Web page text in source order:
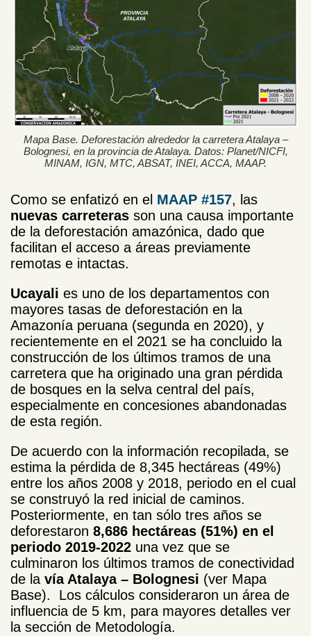
Mapa Base. Deforestación alrededor la carretera Atalaya –
Bolognesi, en la provincia de Atalaya. Datos: Planet/NICFI,
MINAM, IGN, MTC, ABSAT, INEI, ACCA, MAAP.
Como se enfatizó en el MAAP #157, las
nuevas carreteras son una causa importante
de la deforestación amazónica, dado que
facilitan el acceso a áreas previamente
remotas e intactas.
Ucayali es uno de los departamentos con
mayores tasas de deforestación en la
Amazonía peruana (segunda en 2020), y
recientemente en el 2021 se ha concluido la
construcción de los últimos tramos de una
carretera que ha originado una gran pérdida
de bosques en la selva central del país,
especialmente en concesiones abandonadas
de esta región.
De acuerdo con la información recopilada, se
estima la pérdida de 8,345 hectáreas (49%)
entre los años 2008 y 2018, periodo en el cual
se construyó la red inicial de caminos.
Posteriormente, en tan sólo tres años se
deforestaron 8,686 hectáreas (51%) en el
periodo 2019-2022 una vez que se
culminaron los últimos tramos de conectividad
de lavía Atalaya – Bolognesi (ver Mapa
Base). Los cálculos consideraron un área de
influencia de 5 km, para mayores detalles ver
la sección de Metodología.